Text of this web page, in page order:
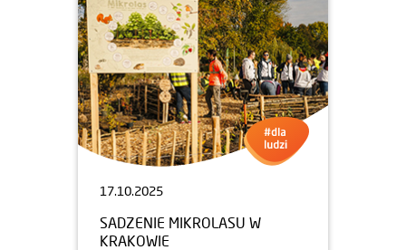
17.10.2025
SADZENIE MIKROLASU W
KRAKOWIE